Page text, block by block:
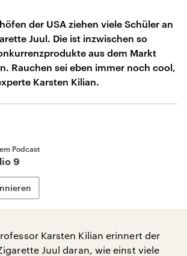
der USA ziehen viele Schüler an
Juul. Die ist inzwischen so
aus dem Markt
Rauchen sei eben immer noch cool,
Karsten Kilian.
Podcast
9
Karsten Kilian erinnert der
Juul daran, wie einst viele